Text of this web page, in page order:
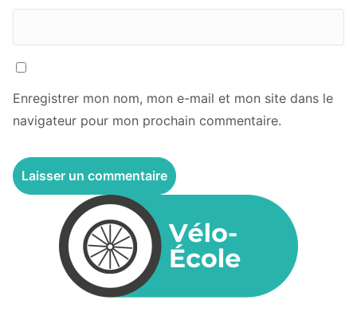
Enregistrer mon nom, mon e-mail et mon site dans le
navigateur pour mon prochain commentaire.